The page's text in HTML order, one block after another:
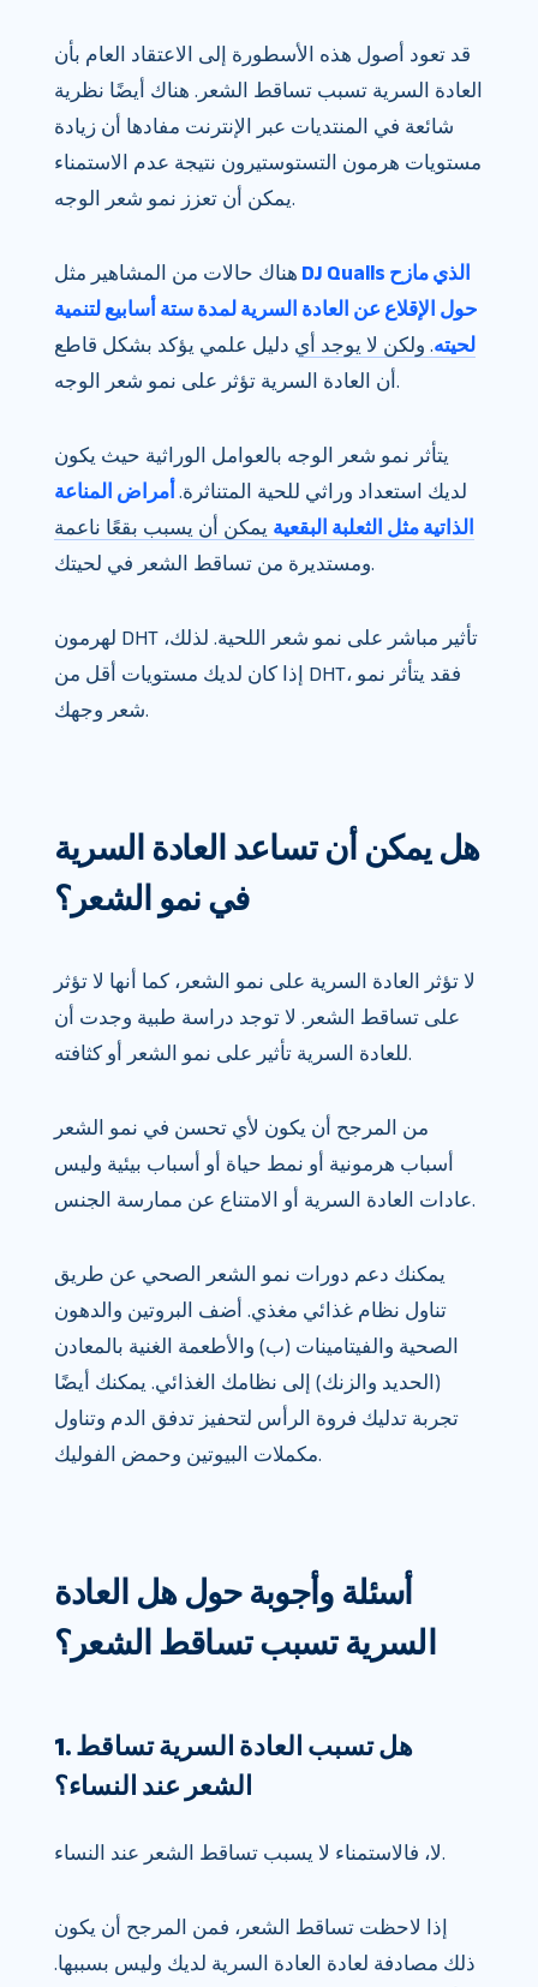
قد تعود أصول هذه الأسطورة إلى الاعتقاد العام بأن
العادة السرية تسبب تساقط الشعر. هناك أيضًا نظرية
شائعة في المنتديات عبر الإنترنت مفادها أن زيادة
مستويات هرمون التستوستيرون نتيجة عدم الاستمناء
يمكن أن تعزز نمو شعر الوجه.
هناك حالات من المشاهير مثل DJ Qualls الذي مازح
حول الإقلاع عن العادة السرية لمدة ستة أسابيع لتنمية
لحيته. ولكن لا يوجد أي دليل علمي يؤكد بشكل قاطع
أن العادة السرية تؤثر على نمو شعر الوجه.
يتأثر نمو شعر الوجه بالعوامل الوراثية حيث يكون
لديك استعداد وراثي للحية المتناثرة. أمراض المناعة
الذاتية مثل الثعلبة البقعية يمكن أن يسبب بقعًا ناعمة
ومستديرة من تساقط الشعر في لحيتك.
لهرمون DHT تأثير مباشر على نمو شعر اللحية. لذلك،
إذا كان لديك مستويات أقل من DHT، فقد يتأثر نمو
شعر وجهك.
هل يمكن أن تساعد العادة السرية
في نمو الشعر؟
لا تؤثر العادة السرية على نمو الشعر، كما أنها لا تؤثر
على تساقط الشعر. لا توجد دراسة طبية وجدت أن
للعادة السرية تأثير على نمو الشعر أو كثافته.
من المرجح أن يكون لأي تحسن في نمو الشعر
أسباب هرمونية أو نمط حياة أو أسباب بيئية وليس
عادات العادة السرية أو الامتناع عن ممارسة الجنس.
يمكنك دعم دورات نمو الشعر الصحي عن طريق
تناول نظام غذائي مغذي. أضف البروتين والدهون
الصحية والفيتامينات (ب) والأطعمة الغنية بالمعادن
(الحديد والزنك) إلى نظامك الغذائي. يمكنك أيضًا
تجربة تدليك فروة الرأس لتحفيز تدفق الدم وتناول
مكملات البيوتين وحمض الفوليك.
أسئلة وأجوبة حول هل العادة
1. هل تسبب العادة السرية تساقط
الشعر عند النساء؟
لا، فالاستمناء لا يسبب تساقط الشعر عند النساء.
إذا لاحظت تساقط الشعر، فمن المرجح أن يكون
ذلك مصادفة لعادة العادة السرية لديك وليس بسببها.